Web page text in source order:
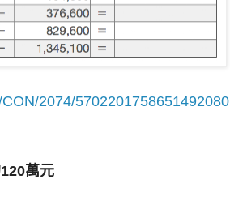
2074/5702201758651492080
萬元